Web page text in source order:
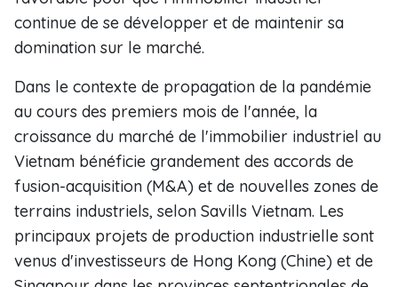
continue de se développer et de maintenir sa
domination sur le marché.
Dans le contexte de propagation de la pandémie
au cours des premiers mois de l'année, la
croissance du marché de l'immobilier industriel au
Vietnam bénéficie grandement des accords de
fusion-acquisition (M&A) et de nouvelles zones de
terrains industriels, selon Savills Vietnam. Les
principaux projets de production industrielle sont
venus d'investisseurs de Hong Kong (Chine) et de